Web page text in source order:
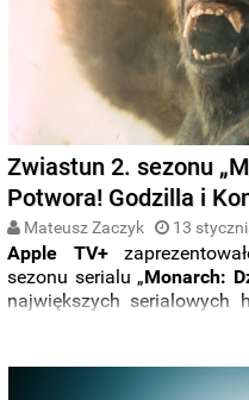
Zwiastun 2. sezonu
Potwora! Godzilla i
Mateusz Zaczyk 13
Apple TV+
sezonu serialu „Monarch:
największych serialowych
roku. Nowa odsłona
pod koniec lutego,
którego kolejne epizody